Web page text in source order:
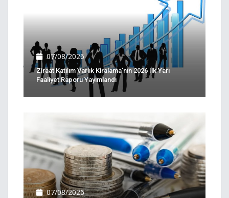
07/08/2026
Ziraat Katılım Varlık Kiralama'nın 2026 Ilk Yarı
Faaliyet Raporu Yayımlandı
07/08/2026